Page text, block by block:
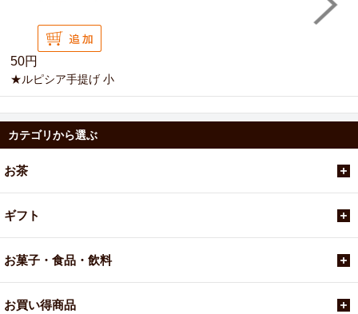
50円
★ルピシア手提げ 小
カテゴリから選ぶ
お茶
ギフト
お菓子・食品・飲料
お買い得商品